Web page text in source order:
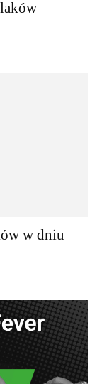
w dniu